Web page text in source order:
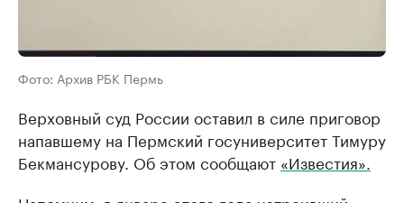
Фото: Архив РБК Пермь
Верховный суд России оставил в силе приговор
напавшему на Пермский госуниверситет Тимуру
Бекмансурову. Об этом сообщают «Известия».